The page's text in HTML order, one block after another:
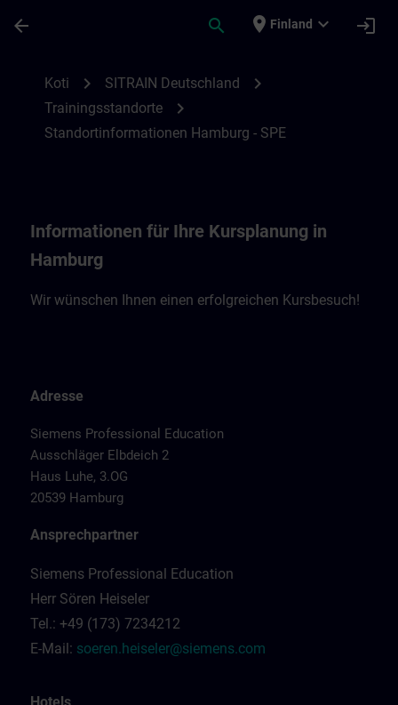
arrow_back search place Finland expand_more login
Koti chevron_right SITRAIN Deutschland chevron_right
Trainingsstandorte chevron_right
Standortinformationen Hamburg - SPE
Informationen für Ihre Kursplanung in
Hamburg
Wir wünschen Ihnen einen erfolgreichen Kursbesuch!
Adresse
Siemens Professional Education
Ausschläger Elbdeich 2
Haus Luhe, 3.OG
20539 Hamburg
Ansprechpartner
Siemens Professional Education
Herr Sören Heiseler
Tel.: +49 (173) 7234212
E-Mail: soeren.heiseler@siemens.com